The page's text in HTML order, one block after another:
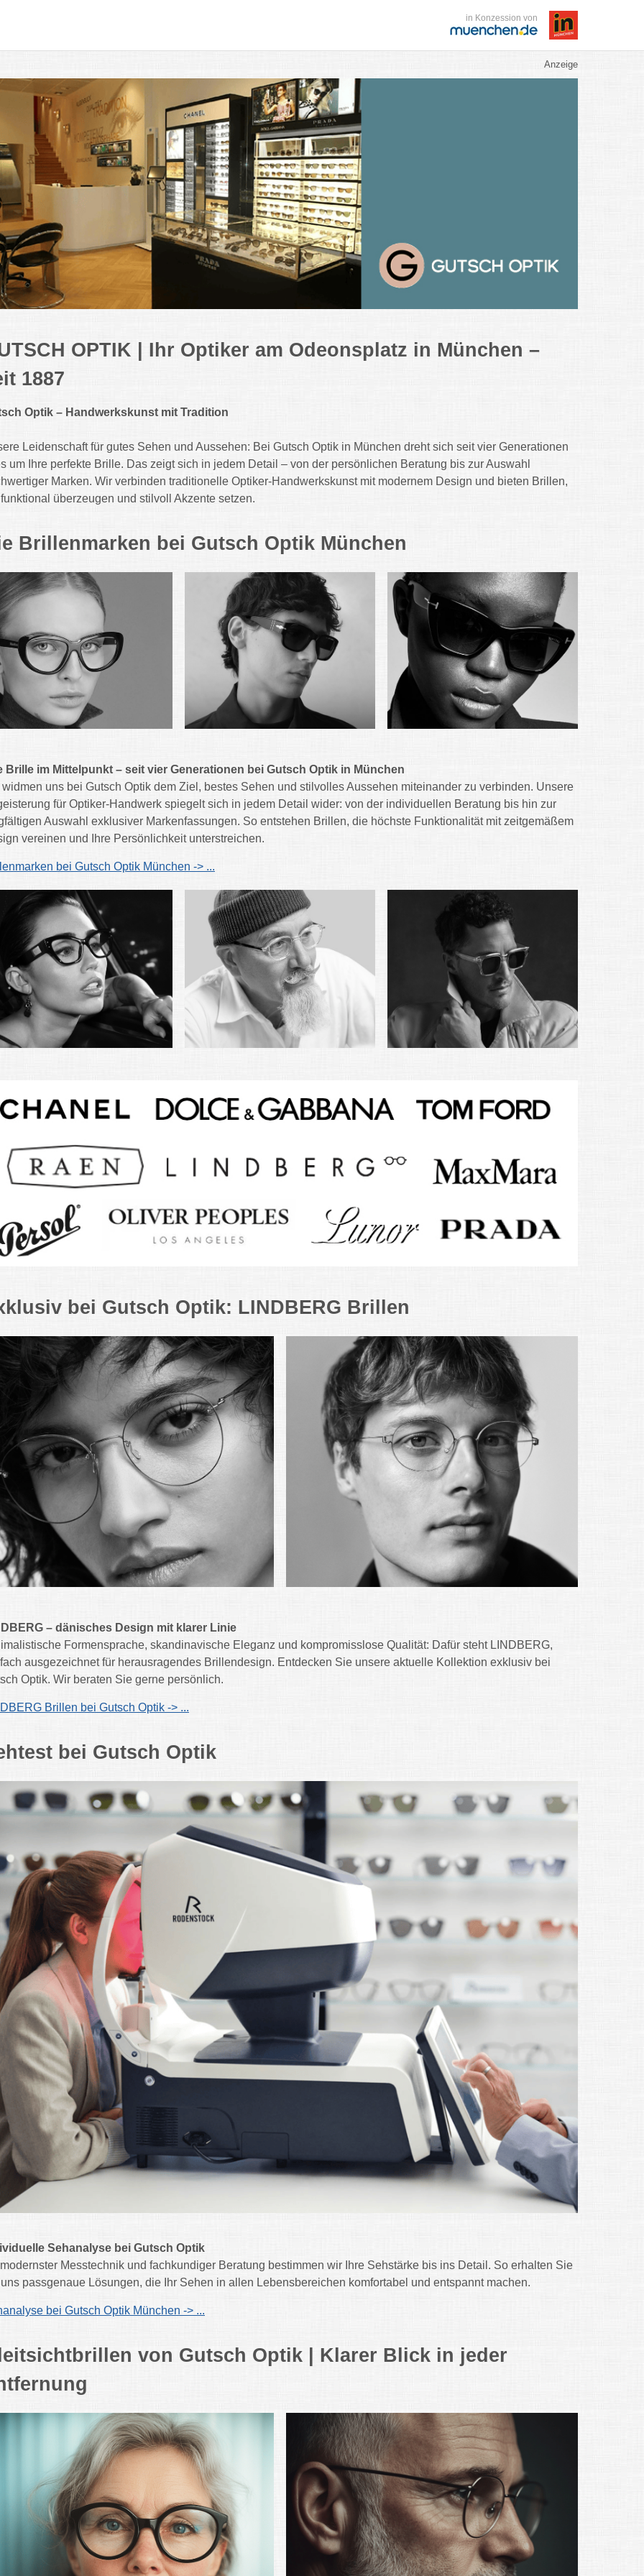
in Konzession von
Anzeige
OPTIK | Ihr Optiker am Odeonsplatz in München –
1887
Optik – Handwerkskunst mit Tradition
Leidenschaft für gutes Sehen und Aussehen: Bei Gutsch Optik in München dreht sich seit vier Generationen
um Ihre perfekte Brille. Das zeigt sich in jedem Detail – von der persönlichen Beratung bis zur Auswahl
Marken. Wir verbinden traditionelle Optiker-Handwerkskunst mit modernem Design und bieten Brillen,
überzeugen und stilvoll Akzente setzen.
Brillenmarken bei Gutsch Optik München
Brille im Mittelpunkt – seit vier Generationen bei Gutsch Optik in München
widmen uns bei Gutsch Optik dem Ziel, bestes Sehen und stilvolles Aussehen miteinander zu verbinden. Unsere
für Optiker-Handwerk spiegelt sich in jedem Detail wider: von der individuellen Beratung bis hin zur
Auswahl exklusiver Markenfassungen. So entstehen Brillen, die höchste Funktionalität mit zeitgemäßem
vereinen und Ihre Persönlichkeit unterstreichen.
bei Gutsch Optik München -> ...
bei Gutsch Optik: LINDBERG Brillen
– dänisches Design mit klarer Linie
Formensprache, skandinavische Eleganz und kompromisslose Qualität: Dafür steht LINDBERG,
ausgezeichnet für herausragendes Brillendesign. Entdecken Sie unsere aktuelle Kollektion exklusiv bei
Optik. Wir beraten Sie gerne persönlich.
Brillen bei Gutsch Optik -> ...
bei Gutsch Optik
Sehanalyse bei Gutsch Optik
Messtechnik und fachkundiger Beratung bestimmen wir Ihre Sehstärke bis ins Detail. So erhalten Sie
passgenaue Lösungen, die Ihr Sehen in allen Lebensbereichen komfortabel und entspannt machen.
bei Gutsch Optik München -> ...
von Gutsch Optik | Klarer Blick in jeder